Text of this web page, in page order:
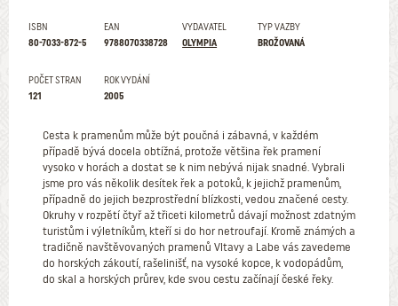
ISBN
80-7033-872-5
EAN
9788070338728
VYDAVATEL
OLYMPIA
TYP VAZBY
BROŽOVANÁ
POČET STRAN
121
ROK VYDÁNÍ
2005
Cesta k pramenům může být poučná i zábavná, v každém
případě bývá docela obtížná, protože většina řek pramení
vysoko v horách a dostat se k nim nebývá nijak snadné. Vybrali
jsme pro vás několik desítek řek a potoků, k jejichž pramenům,
případně do jejich bezprostřední blízkosti, vedou značené cesty.
Okruhy v rozpětí čtyř až třiceti kilometrů dávají možnost zdatným
turistům i výletníkům, kteří si do hor netroufají. Kromě známých a
tradičně navštěvovaných pramenů Vltavy a Labe vás zavedeme
do horských zákoutí, rašelinišť, na vysoké kopce, k vodopádům,
do skal a horských průrev, kde svou cestu začínají české řeky.